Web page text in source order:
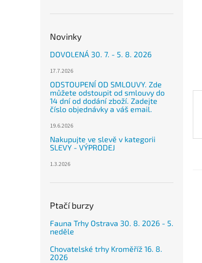
Novinky
DOVOLENÁ 30. 7. - 5. 8. 2026
17.7.2026
ODSTOUPENÍ OD SMLOUVY. Zde
můžete odstoupit od smlouvy do
14 dní od dodání zboží. Zadejte
číslo objednávky a váš email.
19.6.2026
Nakupujte ve slevě v kategorii
SLEVY - VÝPRODEJ
1.3.2026
Ptačí burzy
Fauna Trhy Ostrava 30. 8. 2026 - 5.
neděle
Chovatelské trhy Kroměříž 16. 8.
2026